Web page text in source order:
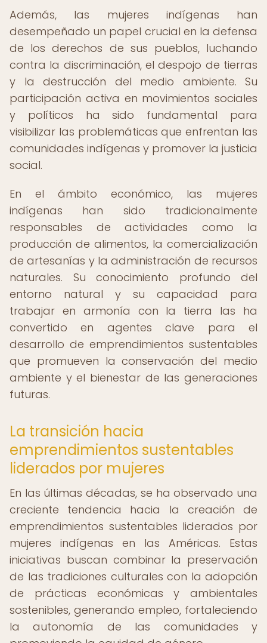
Además, las mujeres indígenas han
desempeñado un papel crucial en la defensa
de los derechos de sus pueblos, luchando
contra la discriminación, el despojo de tierras
y la destrucción del medio ambiente. Su
participación activa en movimientos sociales
y políticos ha sido fundamental para
visibilizar las problemáticas que enfrentan las
comunidades indígenas y promover la justicia
social.
En el ámbito económico, las mujeres
indígenas han sido tradicionalmente
responsables de actividades como la
producción de alimentos, la comercialización
de artesanías y la administración de recursos
naturales. Su conocimiento profundo del
entorno natural y su capacidad para
trabajar en armonía con la tierra las ha
convertido en agentes clave para el
desarrollo de emprendimientos sustentables
que promueven la conservación del medio
ambiente y el bienestar de las generaciones
futuras.
La transición hacia
emprendimientos sustentables
liderados por mujeres
En las últimas décadas, se ha observado una
creciente tendencia hacia la creación de
emprendimientos sustentables liderados por
mujeres indígenas en las Américas. Estas
iniciativas buscan combinar la preservación
de las tradiciones culturales con la adopción
de prácticas económicas y ambientales
sostenibles, generando empleo, fortaleciendo
la autonomía de las comunidades y